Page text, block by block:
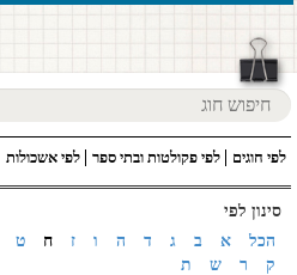
לפי חוגים לפי פקולטות ובתי ספר לפי אשכולות
סינון לפי
הכל
א ב ג ד ה ו ז ח ט
ק
ר ש ת